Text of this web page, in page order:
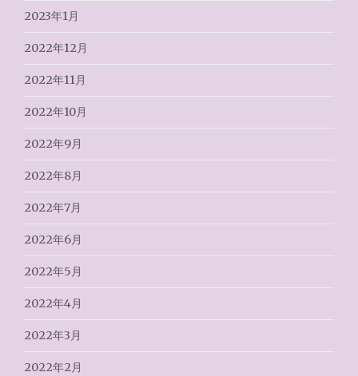
2023年1月
2022年12月
2022年11月
2022年10月
2022年9月
2022年8月
2022年7月
2022年6月
2022年5月
2022年4月
2022年3月
2022年2月